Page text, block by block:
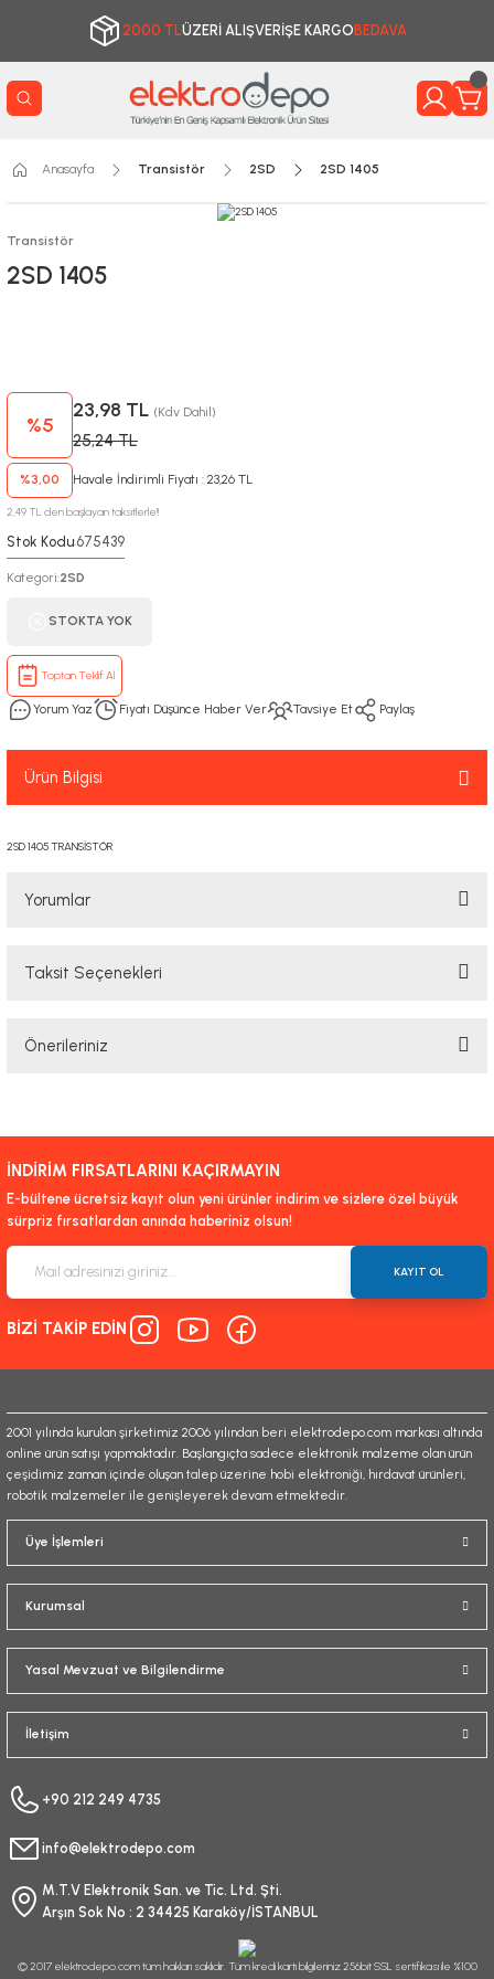
2000 TLÜZERİ ALIŞVERİŞE KARGO BEDAVA
Anasayfa Transistör 2SD 2SD 1405
Transistör
2SD 1405
%5
23,98 TL (Kdv Dahil)
25,24 TL
%3,00 Havale İndirimli Fiyatı : 23,26 TL
2,49 TL den başlayan taksitlerle!!
Stok Kodu:675439
Kategori:2SD
STOKTA YOK
Toptan Teklif Al
Yorum Yaz Fiyatı Düşünce Haber Ver Tavsiye Et Paylaş
Ürün Bilgisi
2SD 1405 TRANSİSTÖR
Yorumlar
Taksit Seçenekleri
Önerileriniz
yetersiz gördüğünüz noktaları öneri formunu kullanarak tarafımıza
iletebilirsiniz.
Görüş ve önerileriniz için teşekkür ederiz.
Ürün açıklamasında eksik bilgiler bulunuyor.
Ürün bilgilerinde hatalar bulunuyor.
Ürün fiyatı diğer sitelerden daha pahalı.
Gönder
İNDİRİM FIRSATLARINI KAÇIRMAYIN
E-bültene ücretsiz kayıt olun yeni ürünler indirim ve sizlere özel büyük
sürpriz fırsatlardan anında haberiniz olsun!
KAYIT OL
BİZİ TAKİP EDİN
2001 yılında kurulan şirketimiz 2006 yılından beri elektrodepo.com markası altında
online ürün satışı yapmaktadır. Başlangıçta sadece elektronik malzeme olan ürün
çeşidimiz zaman içinde oluşan talep üzerine hobi elektroniği, hırdavat ürünleri,
robotik malzemeler ile genişleyerek devam etmektedir.
Üye İşlemleri
Kurumsal
Yasal Mevzuat ve Bilgilendirme
İletişim
+90 212 249 4735
info@elektrodepo.com
M.T.V Elektronik San. ve Tic. Ltd. Şti.
Arşın Sok No : 2 34425 Karaköy/İSTANBUL
© 2017 elektrodepo.com tüm hakları saklıdır. Tüm kredi kartı bilgileriniz 256bit SSL sertifikası ile %100